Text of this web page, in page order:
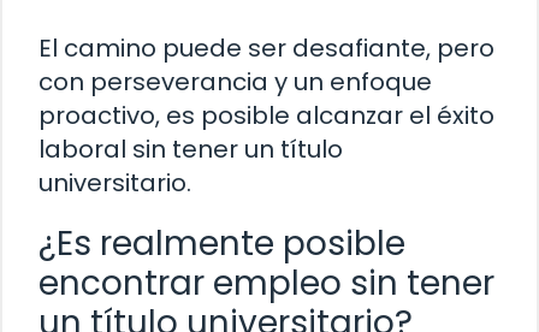
El camino puede ser desafiante, pero
con perseverancia y un enfoque
proactivo, es posible alcanzar el éxito
laboral sin tener un título
universitario.
¿Es realmente posible
encontrar empleo sin tener